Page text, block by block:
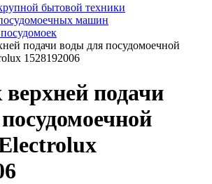
бытовой техники
машин
подачи воды для посудомоечной
1528192006
подачи